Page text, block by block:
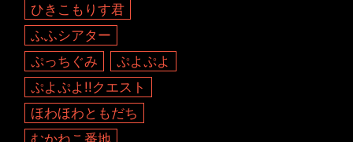
ひきこもりす君
ふふシアター
ぷっちぐみ
ぷよぷよ
ぷよぷよ!!クエスト
ほわほわともだち
むかねこ番地